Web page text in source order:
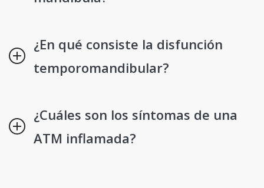
¿En qué consiste la disfunción
temporomandibular?
¿Cuáles son los síntomas de una
ATM inflamada?